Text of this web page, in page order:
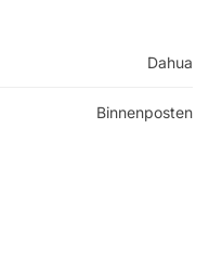
Dahua
Binnenposten